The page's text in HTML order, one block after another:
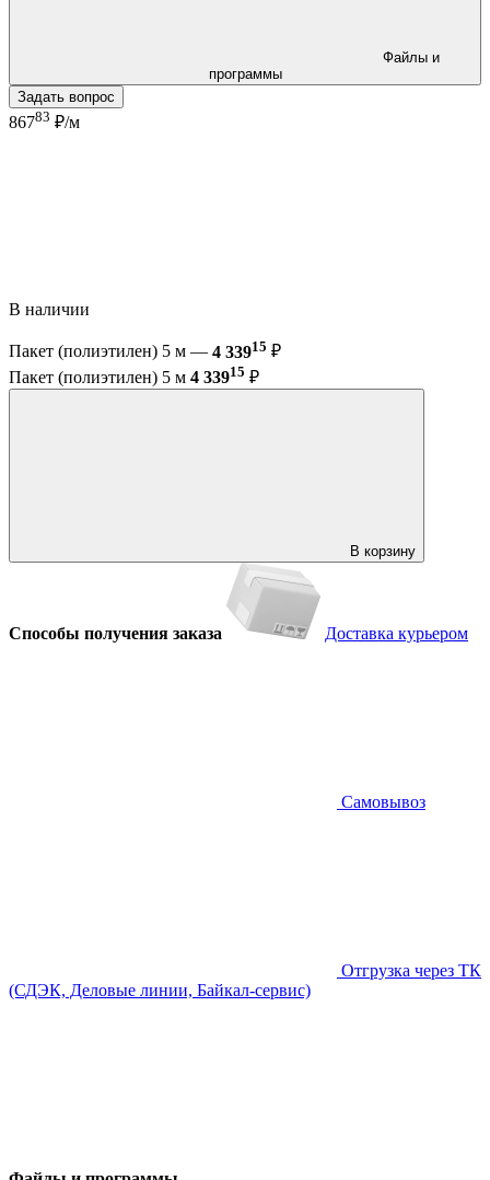
программы
Задать вопрос
86783 ₽/м
В наличии
Пакет (полиэтилен) 5 м — 4 33915 ₽
Пакет (полиэтилен) 5 м 4 33915 ₽
В корзину
Способы получения заказа Доставка курьером
Самовывоз
Отгрузка через ТК
(СДЭК, Деловые линии, Байкал-сервис)